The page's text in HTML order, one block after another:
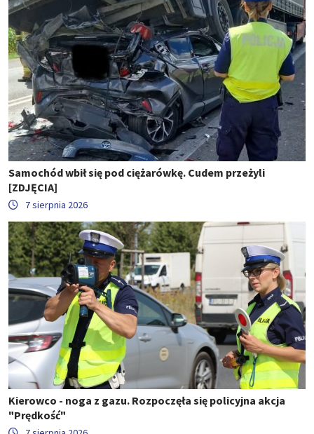
Samochód wbił się pod ciężarówkę. Cudem przeżyli
[ZDJĘCIA]
7 sierpnia 2026
Kierowco - noga z gazu. Rozpoczęła się policyjna akcja
"Prędkość"